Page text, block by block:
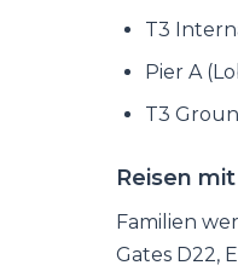
T3
Pier A
T3
Reisen
Familien
Gates D22,